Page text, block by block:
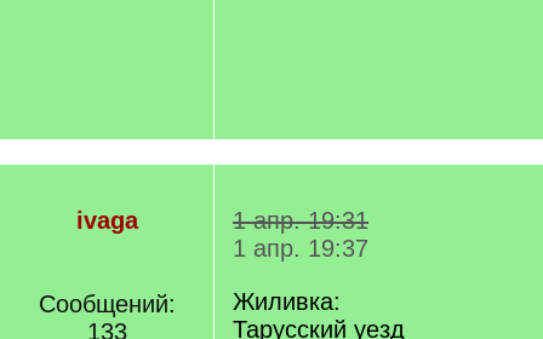
ivaga
Сообщений:
133
1 апр. 19:31
1 апр. 19:37
Жиливка:
Тарусский уезд